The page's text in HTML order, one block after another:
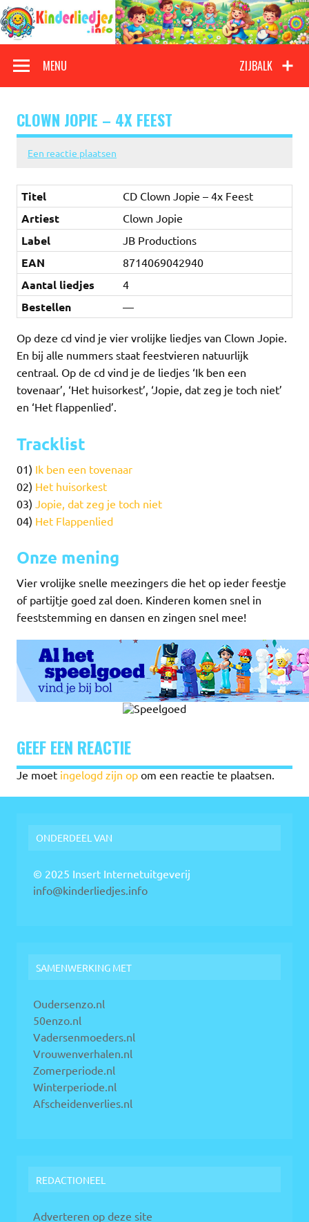
Doorgaan
naar
inhoud
Kinderliedjes
ZIJBALK
MENU
CLOWN JOPIE – 4X FEEST
Een reactie plaatsen
Titel CD Clown Jopie – 4x Feest
Artiest Clown Jopie
Label JB Productions
EAN 8714069042940
Aantal liedjes 4
Bestellen —
Op deze cd vind je vier vrolijke liedjes van Clown Jopie.
En bij alle nummers staat feestvieren natuurlijk
centraal. Op de cd vind je de liedjes ‘Ik ben een
tovenaar’, ‘Het huisorkest’, ‘Jopie, dat zeg je toch niet’
en ‘Het flappenlied’.
Tracklist
01) Ik ben een tovenaar
02) Het huisorkest
03) Jopie, dat zeg je toch niet
04) Het Flappenlied
Onze mening
Vier vrolijke snelle meezingers die het op ieder feestje
of partijtje goed zal doen. Kinderen komen snel in
feeststemming en dansen en zingen snel mee!
GEEF EEN REACTIE
Je moet ingelogd zijn op om een reactie te plaatsen.
ONDERDEEL VAN
© 2025 Insert Internetuitgeverij
info@kinderliedjes.info
SAMENWERKING MET
Oudersenzo.nl
50enzo.nl
Vadersenmoeders.nl
Vrouwenverhalen.nl
Zomerperiode.nl
Winterperiode.nl
Afscheidenverlies.nl
REDACTIONEEL
Adverteren op deze site